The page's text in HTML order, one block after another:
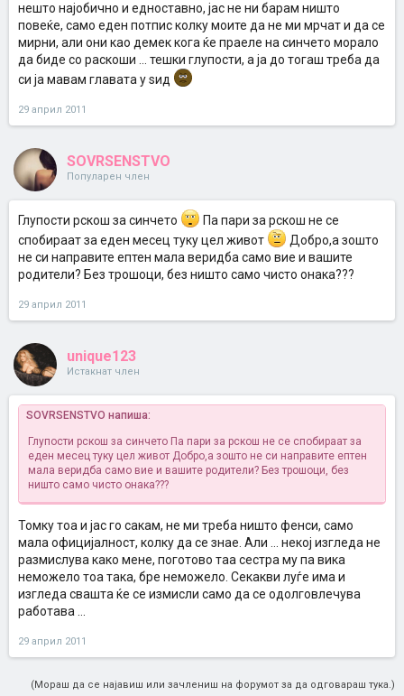
нешто најобично и едноставно, јас не ни барам ништо
повеќе, само еден потпис колку моите да не ми мрчат и да се
мирни, али они као демек кога ќе праеле на синчето морало
да биде со раскоши ... тешки глупости, а ја до тогаш треба да
си ја мавам главата у ѕид
29 април 2011
SOVRSENSTVO
Популарен член
Глупости рскош за синчето
Па пари за рскош не се
спобираат за еден месец туку цел живот
Добро,а зошто
не си направите ептен мала веридба само вие и вашите
родители? Без трошоци, без ништо само чисто онака???
29 април 2011
unique123
Истакнат член
SOVRSENSTVO напиша:
Глупости рскош за синчето Па пари за рскош не се спобираат за
еден месец туку цел живот Добро,а зошто не си направите ептен
мала веридба само вие и вашите родители? Без трошоци, без
ништо само чисто онака???
Томку тоа и јас го сакам, не ми треба ништо фенси, само
мала официјалност, колку да се знае. Али ... некој изгледа не
размислува како мене, поготово таа сестра му па вика
неможело тоа така, бре неможело. Секакви луѓе има и
изгледа свашта ќе се измисли само да се одолговлечува
работава ...
29 април 2011
(Мораш да се најавиш или зачлениш на форумот за да одговараш тука.)